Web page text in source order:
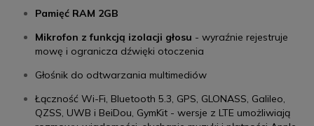
Pamięć RAM 2GB
Mikrofon z funkcją izolacji głosu - wyraźnie rejestruje
mowę i ogranicza dźwięki otoczenia
Głośnik do odtwarzania multimediów
Łączność Wi-Fi, Bluetooth 5.3, GPS, GLONASS, Galileo,
QZSS, UWB i BeiDou, GymKit - wersje z LTE umożliwiają